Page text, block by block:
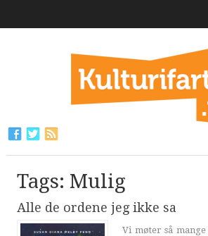
Tags: Mulig
Alle de ordene jeg ikke sa
Vi møter så